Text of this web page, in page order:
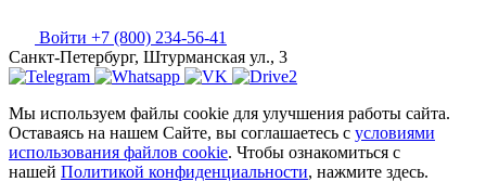
Войти +7 (800) 234-56-41
Санкт-Петербург, Штурманская ул., 3
Мы используем файлы cookie для улучшения работы сайта.
Оставаясь на нашем Сайте, вы соглашаетесь с условиями
использования файлов cookie. Чтобы ознакомиться с
нашей Политикой конфиденциальности, нажмите здесь.